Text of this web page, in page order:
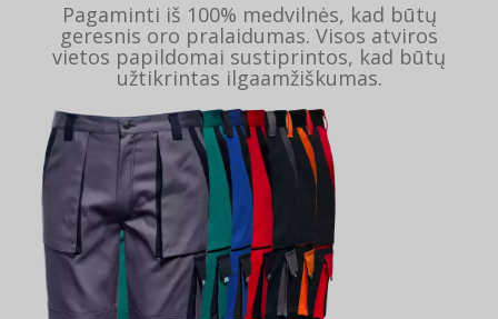
Pagaminti iš 100% medvilnės, kad būtų
geresnis oro pralaidumas. Visos atviros
vietos papildomai sustiprintos, kad būtų
užtikrintas ilgaamžiškumas.